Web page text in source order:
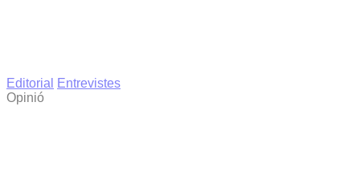
Editorial
Entrevistes
Opinió